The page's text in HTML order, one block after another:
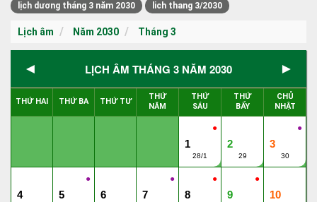
lịch dương tháng 3 năm 2030
lich thang 3/2030
Lịch âm Năm 2030 Tháng 3
◄ LỊCH ÂM THÁNG 3 NĂM 2030 ►
THỨ HAI THỨ BA THỨ TƯ
THỨ
NĂM
THỨ
SÁU
THỨ
BẨY
CHỦ
NHẬT
●
1
28/1
2
29
●
3
30
4
●
5 6
●
7
●
8
●
9 10